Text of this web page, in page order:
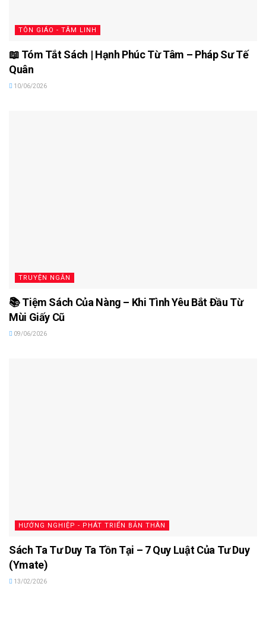
TÔN GIÁO - TÂM LINH
📖 Tóm Tắt Sách | Hạnh Phúc Từ Tâm – Pháp Sư Tế
Quân
10/06/2026
TRUYỆN NGẮN
📚 Tiệm Sách Của Nàng – Khi Tình Yêu Bắt Đầu Từ
Mùi Giấy Cũ
09/06/2026
HƯỚNG NGHIỆP - PHÁT TRIỂN BẢN THÂN
Sách Ta Tư Duy Ta Tồn Tại – 7 Quy Luật Của Tư Duy
(Ymate)
13/02/2026